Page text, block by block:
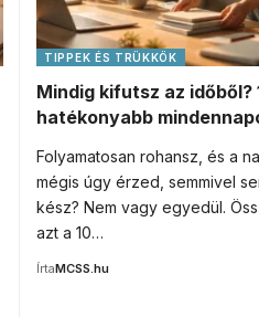
TIPPEK ÉS TRÜKKÖK
Mindig kifutsz az időből?
hatékonyabb
Folyamatosan rohansz, és a
mégis úgy érzed, semmivel
kész? Nem vagy egyedül.
azt a 10…
ÍrtaMCSS.hu